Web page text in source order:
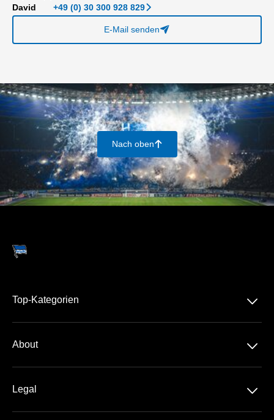
David
+49 (0) 30 300 928 829􀆊
E-Mail senden􀈠
Nach oben􀄨
Top-Kategorien 􀆈
DFB-Pokal
About 􀆈
Legal 􀆈